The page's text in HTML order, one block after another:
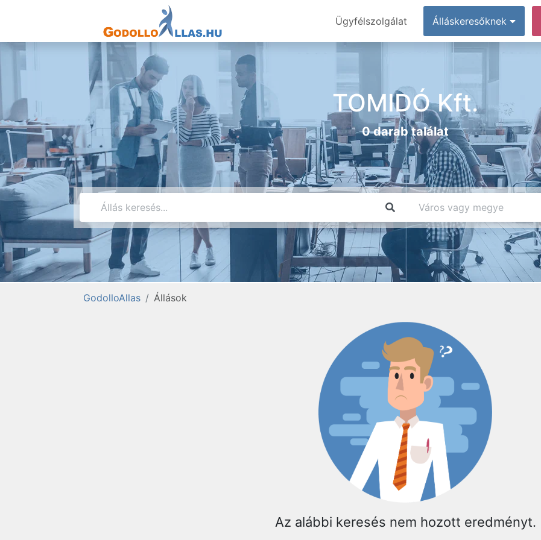
Ügyfélszolgálat Álláskeresőknek
TOMIDÓ Kft.
0 darab találat
GodolloAllas Állások
Az alábbi keresés nem hozott eredményt.